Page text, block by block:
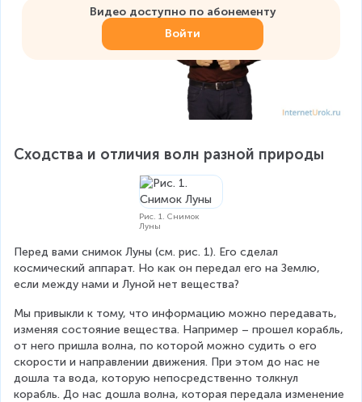
Видео доступно по абонементу
Войти
Сходства и отличия волн разной природы
Рис. 1. Снимок
Луны
Перед вами снимок Луны (см. рис. 1). Его сделал
космический аппарат. Но как он передал его на Землю,
если между нами и Луной нет вещества?
Мы привыкли к тому, что информацию можно передавать,
изменяя состояние вещества. Например – прошел корабль,
от него пришла волна, по которой можно судить о его
скорости и направлении движения. При этом до нас не
дошла та вода, которую непосредственно толкнул
корабль. До нас дошла волна, которая передала изменение